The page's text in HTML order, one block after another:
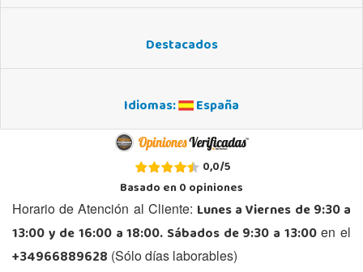
Destacados
Idiomas: España
0,0/5
Basado en0opiniones
Horario de Atención al Cliente: Lunes a Viernes de 9:30 a
13:00 y de 16:00 a 18:00. Sábados de 9:30 a 13:00en el
+34966889628 (Sólo días laborables)